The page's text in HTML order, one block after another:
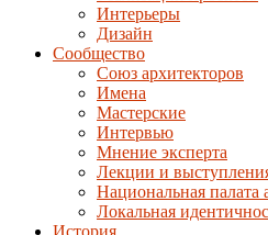
Интерьеры
Дизайн
Сообщество
Союз архитекторов
Имена
Мастерские
Интервью
Мнение эксперта
Лекции и
Национальная палата
Локальная
История